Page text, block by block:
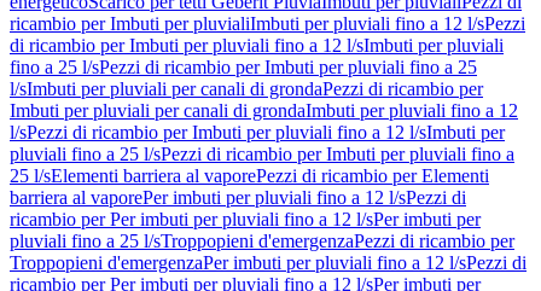
ricambio per Imbuti per pluvialiImbuti per pluviali fino a 12 l/sPezzi
di ricambio per Imbuti per pluviali fino a 12 l/sImbuti per pluviali
fino a 25 l/sPezzi di ricambio per Imbuti per pluviali fino a 25
l/sImbuti per pluviali per canali di grondaPezzi di ricambio per
Imbuti per pluviali per canali di grondaImbuti per pluviali fino a 12
l/sPezzi di ricambio per Imbuti per pluviali fino a 12 l/sImbuti per
pluviali fino a 25 l/sPezzi di ricambio per Imbuti per pluviali fino a
25 l/sElementi barriera al vaporePezzi di ricambio per Elementi
barriera al vaporePer imbuti per pluviali fino a 12 l/sPezzi di
ricambio per Per imbuti per pluviali fino a 12 l/sPer imbuti per
pluviali fino a 25 l/sTroppopieni d'emergenzaPezzi di ricambio per
Troppopieni d'emergenzaPer imbuti per pluviali fino a 12 l/sPezzi di
ricambio per Per imbuti per pluviali fino a 12 l/sPer imbuti per